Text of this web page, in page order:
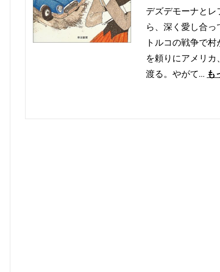
デズデモーナと
ら、深く愛し合
トルコの戦争で
を頼りにアメリ
渡る。やがて… も